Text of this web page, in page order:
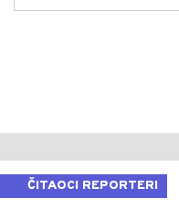
ČITAOCI REPORTERI